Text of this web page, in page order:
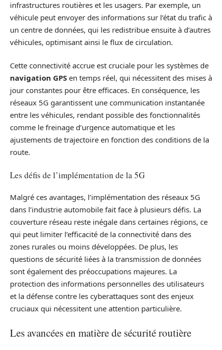
infrastructures routières et les usagers. Par exemple, un
véhicule peut envoyer des informations sur l’état du trafic à
un centre de données, qui les redistribue ensuite à d’autres
véhicules, optimisant ainsi le flux de circulation.
Cette connectivité accrue est cruciale pour les systèmes de
navigation GPS en temps réel, qui nécessitent des mises à
jour constantes pour être efficaces. En conséquence, les
réseaux 5G garantissent une communication instantanée
entre les véhicules, rendant possible des fonctionnalités
comme le freinage d’urgence automatique et les
ajustements de trajectoire en fonction des conditions de la
route.
Les défis de l’implémentation de la 5G
Malgré ces avantages, l’implémentation des réseaux 5G
dans l’industrie automobile fait face à plusieurs défis. La
couverture réseau reste inégale dans certaines régions, ce
qui peut limiter l’efficacité de la connectivité dans des
zones rurales ou moins développées. De plus, les
questions de sécurité liées à la transmission de données
sont également des préoccupations majeures. La
protection des informations personnelles des utilisateurs
et la défense contre les cyberattaques sont des enjeux
cruciaux qui nécessitent une attention particulière.
Les avancées en matière de sécurité routière